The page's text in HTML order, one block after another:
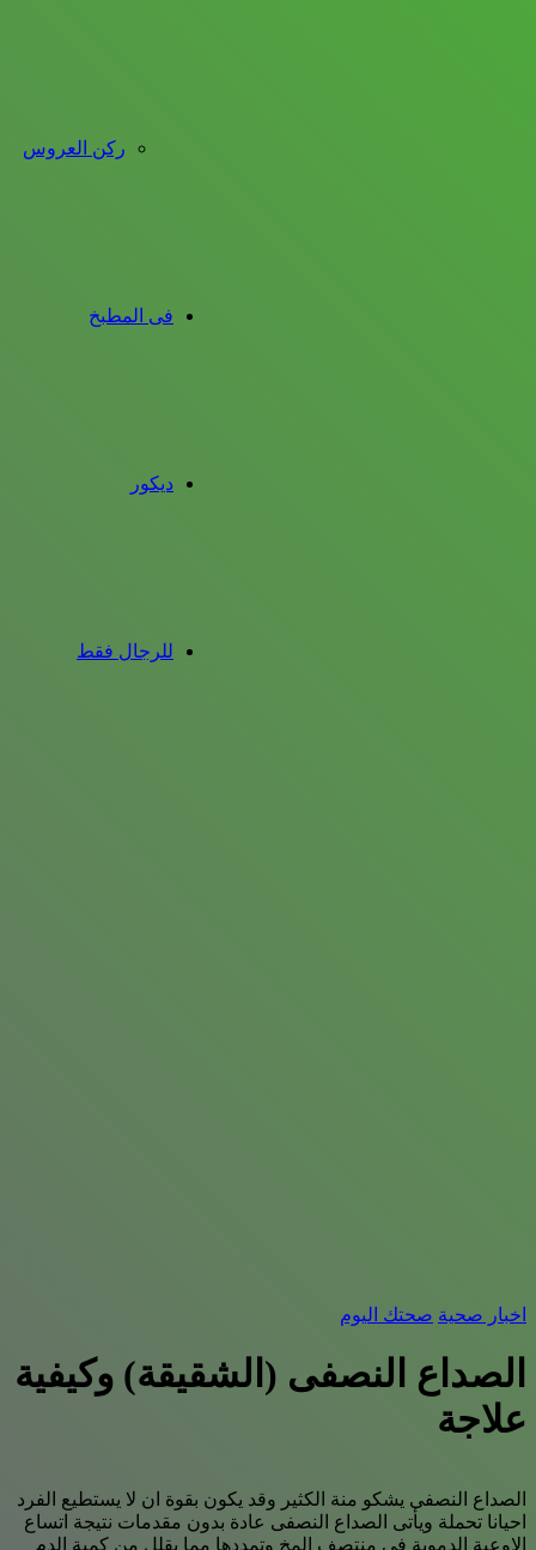
ركن العروس
فى المطبخ
ديكور
للرجال فقط
اخبار صحية صحتك اليوم
الصداع النصفى (الشقيقة) وكيفية
علاجة
الصداع النصفى يشكو منة الكثير وقد يكون بقوة ان لا يستطيع الفرد
احيانا تحملة ويأتى الصداع النصفى عادة بدون مقدمات نتيجة اتساع
الاوعية الدموية فى منتصف المخ وتمددها مما يقلل من كمية الدم